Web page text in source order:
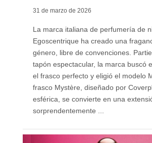
31 de marzo de 2026
La marca italiana de perfumería de
Egoscentrique ha creado una
género, libre de convenciones.
tapón espectacular, la marca buscó
el frasco perfecto y eligió el modelo
frasco Mystère, diseñado por
esférica, se convierte en una
sorprendentemente ...